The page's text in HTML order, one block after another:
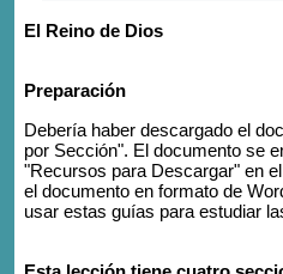
El Reino de Dios
Preparación
Debería haber descargado el
por Sección". El documento se
"Recursos para Descargar" en
el documento en formato de
usar estas guías para estudiar